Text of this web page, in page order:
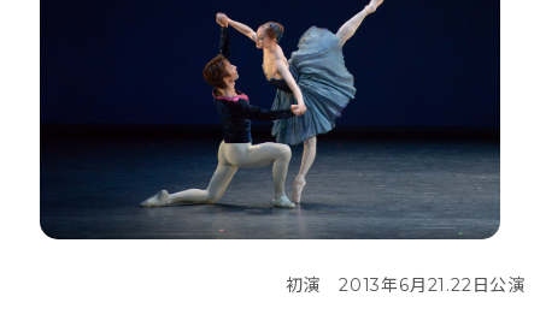
初演　2013年6月21.22日公演